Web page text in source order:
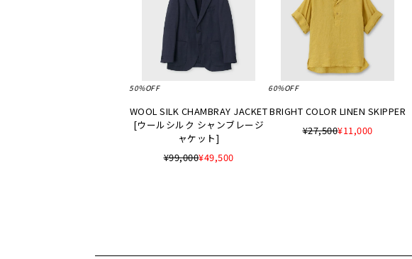
50%OFF
WOOL SILK CHAMBRAY JACKET
[ウールシルク シャンブレージ
ャケット]
¥99,000¥49,500
60%OFF
BRIGHT COLOR LINEN SKIPPER
¥27,500¥11,000